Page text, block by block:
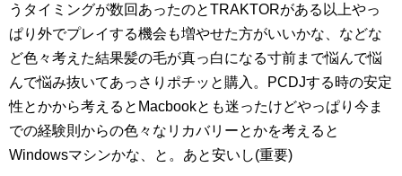
うタイミングが数回あったのとTRAKTORがある以上やっ
ぱり外でプレイする機会も増やせた方がいいかな、などな
ど色々考えた結果髪の毛が真っ白になる寸前まで悩んで悩
んで悩み抜いてあっさりポチッと購入。PCDJする時の安定
性とかから考えるとMacbookとも迷ったけどやっぱり今ま
での経験則からの色々なリカバリーとかを考えると
Windowsマシンかな、と。あと安いし(重要)